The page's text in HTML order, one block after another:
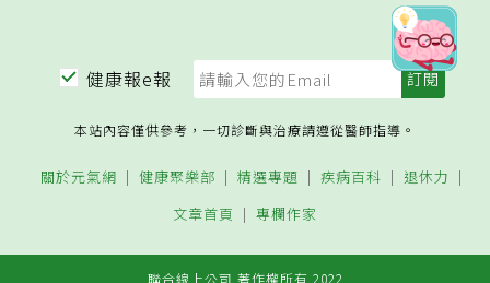
健康報e報
本站內容僅供參考，一切診斷與治療請遵從醫師指導。
關於元氣網 健康聚樂部 精選專題 疾病百科
退休力
文章首頁
專欄作家
聯合線上公司 著作權所有 2022